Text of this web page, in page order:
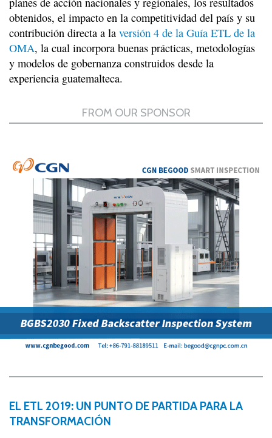
obtenidos, el impacto en la competitividad del país y su
contribución directa a la versión 4 de la Guía ETL de la
OMA, la cual incorpora buenas prácticas, metodologías
y modelos de gobernanza construidos desde la
experiencia guatemalteca.
EL ETL 2019: UN PUNTO DE PARTIDA PARA LA
TRANSFORMACIÓN